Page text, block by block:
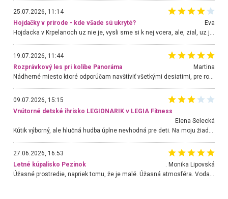
25.07.2026, 11:14
Hojdačky v prírode - kde všade sú ukryté?
Eva
Hojdacka v Krpelanoch uz nie je, vysli sme si k nej vcera, ale, zial, uz je znicena. Ak sem planujete cestu len kvoli hojdacke, mozete si ju usetrit. Krasny vyhlad je tu vsak aj bez hojdacky :-)
19.07.2026, 11:44
Rozprávkový les pri kolibe Panoráma
Martina
Nádherné miesto ktoré odporúčam navštíviť všetkými desiatimi, pre rodiny s deťmi, dôchodcom... Proste a jednoducho ozaj rozprávkový les.. určite ešte prídeme. Odniesli sme si na pamiatku krásne tričká,
09.07.2026, 15:15
Vnútorné detské ihrisko LEGIONARIK v LEGIA Fitness
Elena Selecká
27.06.2026, 16:53
Letné kúpalisko Pezinok
. Monika Lipovská
Úžasné prostredie, napriek tomu, že je malé. Úžasná atmosféra. Voda fantastická a nádherná. Ľudí je pomerne veľa, ale su mili a ohľaduplní. Je veľmi zaujímavé sledovať, ako dokážu spolu športovať cudzí ľudia a bez ohľadu na vek. Vládne tu pohoda. Vnuka neviem dostať z vody. Ďakujem za krásny deň . Urcite sa sem vrátim. Jediný problém je s parkovaním, ale aj ten sa mi podarilo vyriešiť. Monika Bratislava